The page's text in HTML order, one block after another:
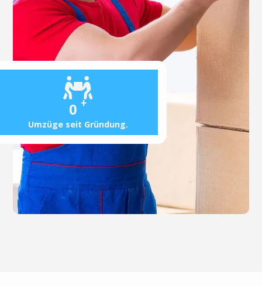
0 +
Umzüge seit Gründung.